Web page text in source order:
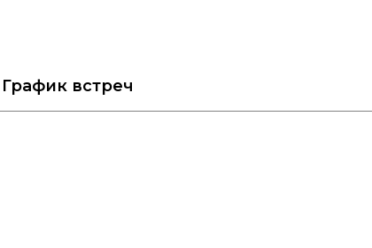
График встреч